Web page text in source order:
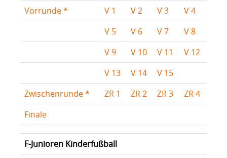
Vorrunde *
V 1 V 2 V 3
V 4
V 5
V 6 V 7
V 8
V 9
V 10 V 11
V 12
V 13
V 14
V 15
Zwischenrunde *
ZR 1 ZR 2 ZR 3
ZR 4
Finale
F-Junioren Kinderfußball